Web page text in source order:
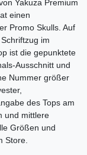
Yakuza Premium
einen
Promo Skulls. Auf
im
ist die gepunktete
Ausschnitt und
Nummer größer
des Tops am
und mittlere
Größen und
Store.